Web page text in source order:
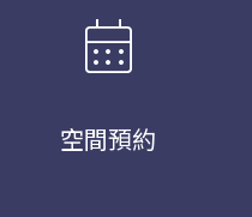
calendar_month
空間預約